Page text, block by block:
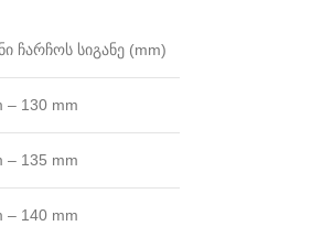
ჩარჩოს სიგანე (mm)
– 130 mm
– 135 mm
– 140 mm